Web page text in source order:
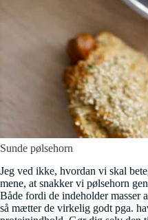
Sunde pølsehorn
Jeg ved ikke, hvordan vi skal
mene, at snakker vi pølsehorn
Både fordi de indeholder masser
så mætter de virkelig godt pga.